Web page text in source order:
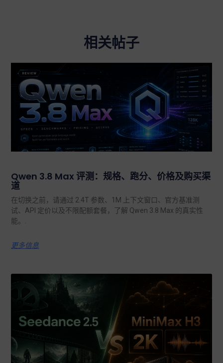
相关帖子
Qwen 3.8 Max 评测：规格、跑分、价格及购买渠
道
在切换之前，请通过 2.4T 参数、1M 上下文窗口、官方基准测
试、API 定价以及不限配额套餐，了解 Qwen 3.8 Max 的真实性
能。.
更多信息